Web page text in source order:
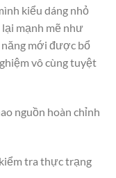
kiểu dáng nhỏ
lại mạnh mẽ như
mới được bổ
vô cùng tuyệt
nguồn hoàn chỉnh
tra thực trạng